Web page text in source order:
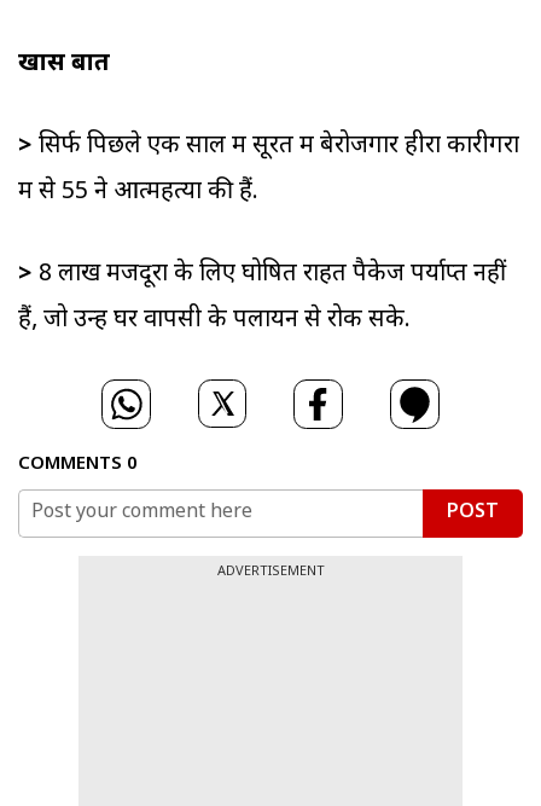
खास बातें
> सिर्फ पिछले एक साल में सूरत में बेरोजगार हीरा कारीगरों
में से 55 ने आत्महत्या की हैं.
> 8 लाख मजदूरों के लिए घोषित राहत पैकेज पर्याप्त नहीं
हैं, जो उन्हें घर वापसी के पलायन से रोक सके.
COMMENTS 0
POST
ADVERTISEMENT